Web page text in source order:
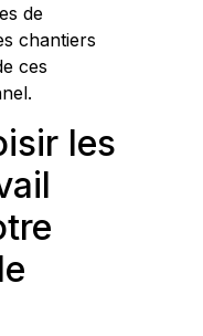
de
chantiers
ces
les